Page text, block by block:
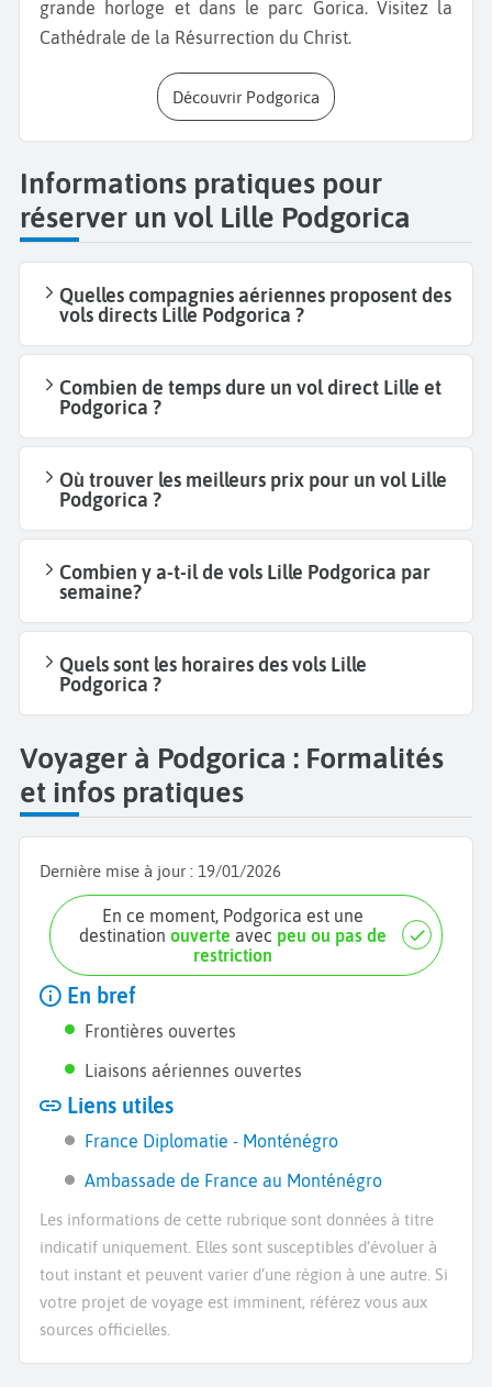
grande horloge et dans le parc Gorica. Visitez la
Cathédrale de la Résurrection du Christ.
Découvrir Podgorica
Informations pratiques pour
réserver un vol Lille Podgorica
Quelles compagnies aériennes proposent des
vols directs Lille Podgorica ?
Combien de temps dure un vol direct Lille et
Podgorica ?
Où trouver les meilleurs prix pour un vol Lille
Podgorica ?
Combien y a-t-il de vols Lille Podgorica par
semaine?
Quels sont les horaires des vols Lille
Podgorica ?
Voyager à Podgorica : Formalités
et infos pratiques
Dernière mise à jour : 19/01/2026
En ce moment, Podgorica est une
destinationouverte avec peu ou pas de
restriction
En bref
Frontières ouvertes
Liaisons aériennes ouvertes
Liens utiles
France Diplomatie - Monténégro
Ambassade de France au Monténégro
Les informations de cette rubrique sont données à titre
indicatif uniquement. Elles sont susceptibles d’évoluer à
tout instant et peuvent varier d’une région à une autre. Si
votre projet de voyage est imminent, référez vous aux
sources officielles.